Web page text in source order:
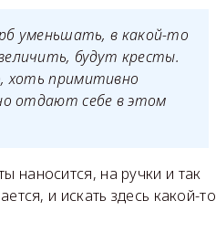
уменьшать, в какой-то
будут кресты.
хоть примитивно
отдают себе в этом
наносится, на ручки и так
и искать здесь какой-то